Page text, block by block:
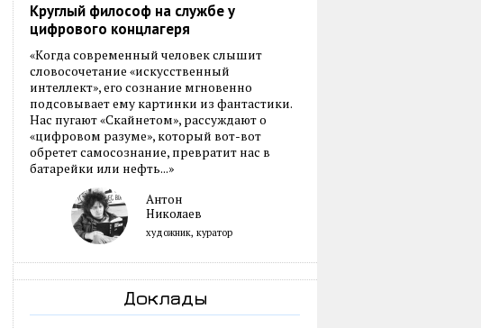
Круглый философ на службе у
цифрового концлагеря
«Когда современный человек слышит
словосочетание «искусственный
интеллект», его сознание мгновенно
подсовывает ему картинки из фантастики.
Нас пугают «Скайнетом», рассуждают о
«цифровом разуме», который вот-вот
обретет самосознание, превратит нас в
батарейки или нефть...»
Антон
Николаев
художник, куратор
Доклады